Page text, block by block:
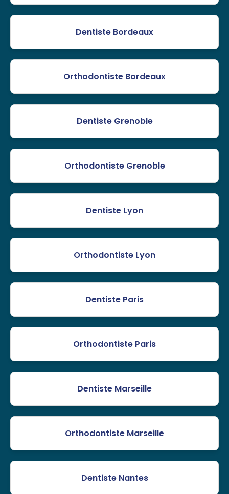
Dentiste Bordeaux
Orthodontiste Bordeaux
Dentiste Grenoble
Orthodontiste Grenoble
Dentiste Lyon
Orthodontiste Lyon
Dentiste Paris
Orthodontiste Paris
Dentiste Marseille
Orthodontiste Marseille
Dentiste Nantes